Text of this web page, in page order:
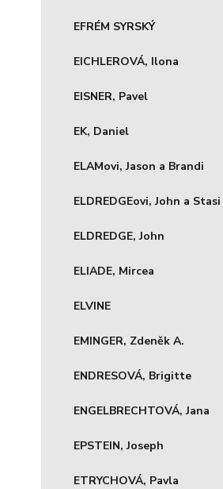
EFRÉM SYRSKÝ
EICHLEROVÁ, Ilona
EISNER, Pavel
EK, Daniel
ELAMovi, Jason a Brandi
ELDREDGEovi, John a Stasi
ELDREDGE, John
ELIADE, Mircea
ELVINE
EMINGER, Zdeněk A.
ENDRESOVÁ, Brigitte
ENGELBRECHTOVÁ, Jana
EPSTEIN, Joseph
ETRYCHOVÁ, Pavla